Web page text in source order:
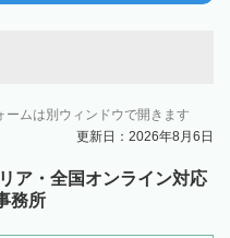
ムは別ウィンドウで開きます
更新日：2026年8月6日
ア・全国オンライン対応
務所